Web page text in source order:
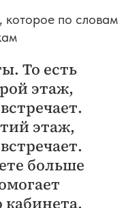
которое по словам
То есть
этаж,
этаж,
больше